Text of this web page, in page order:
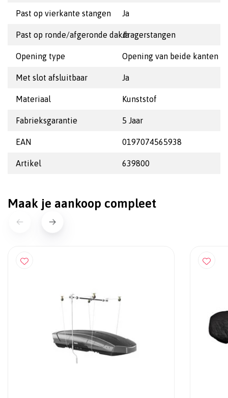
Past op vierkante stangen Ja
Past op ronde/afgeronde dakdragerstangen
Ja
Opening type Opening van beide kanten
Met slot afsluitbaar Ja
Materiaal Kunststof
Fabrieksgarantie 5 Jaar
EAN 0197074565938
Artikel 639800
Maak je aankoop compleet